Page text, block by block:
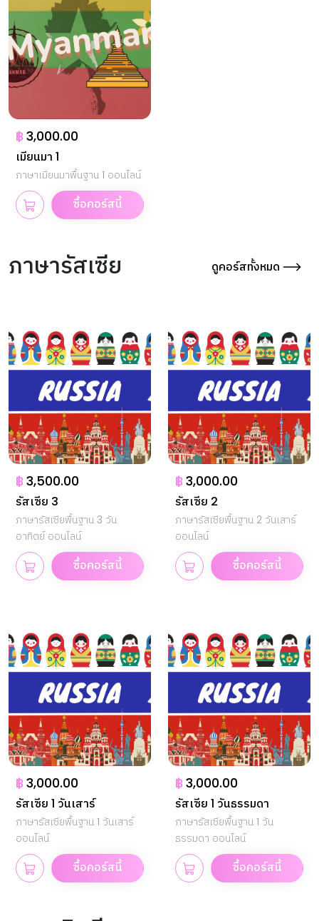
฿3,000.00
เมียนมา 1
ภาษาเมียนมาพื้นฐาน 1 ออนไลน์
ซื้อคอร์สนี้
ภาษารัสเซีย ดูคอร์สทั้งหมด
฿3,500.00
รัสเซีย 3
ภาษารัสเซียพื้นฐาน 3 วัน
อาทิตย์ ออนไลน์
ซื้อคอร์สนี้
฿3,000.00
รัสเซีย 2
ภาษารัสเซียพื้นฐาน 2 วันเสาร์
ออนไลน์
ซื้อคอร์สนี้
฿3,000.00
รัสเซีย 1 วันเสาร์
ภาษารัสเซียพื้นฐาน 1 วันเสาร์
ออนไลน์
ซื้อคอร์สนี้
฿3,000.00
รัสเซีย 1 วันธรรมดา
ภาษารัสเซียพื้นฐาน 1 วัน
ธรรมดา ออนไลน์
ซื้อคอร์สนี้